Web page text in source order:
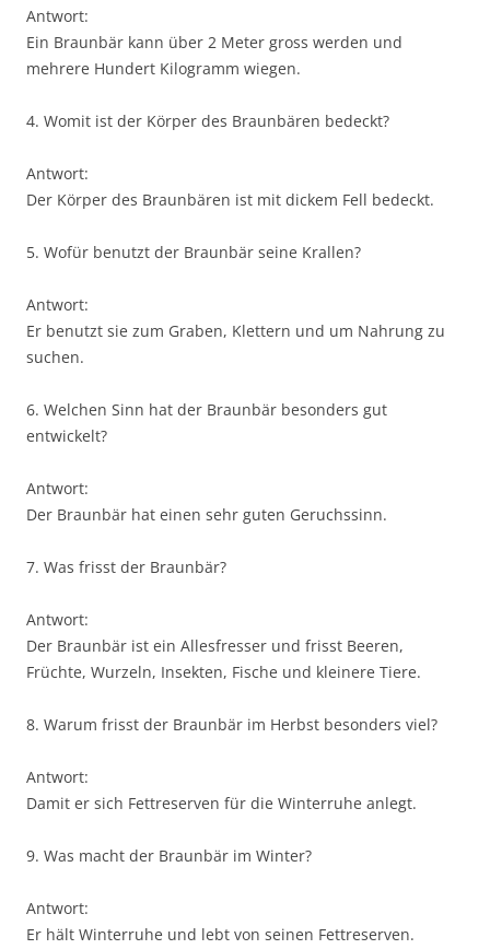
Antwort:
Ein Braunbär kann über 2 Meter gross werden und
mehrere Hundert Kilogramm wiegen.
4. Womit ist der Körper des Braunbären bedeckt?
Antwort:
Der Körper des Braunbären ist mit dickem Fell bedeckt.
5. Wofür benutzt der Braunbär seine Krallen?
Antwort:
Er benutzt sie zum Graben, Klettern und um Nahrung zu
suchen.
6. Welchen Sinn hat der Braunbär besonders gut
entwickelt?
Antwort:
Der Braunbär hat einen sehr guten Geruchssinn.
7. Was frisst der Braunbär?
Antwort:
Der Braunbär ist ein Allesfresser und frisst Beeren,
Früchte, Wurzeln, Insekten, Fische und kleinere Tiere.
8. Warum frisst der Braunbär im Herbst besonders viel?
Antwort:
Damit er sich Fettreserven für die Winterruhe anlegt.
9. Was macht der Braunbär im Winter?
Antwort:
Er hält Winterruhe und lebt von seinen Fettreserven.